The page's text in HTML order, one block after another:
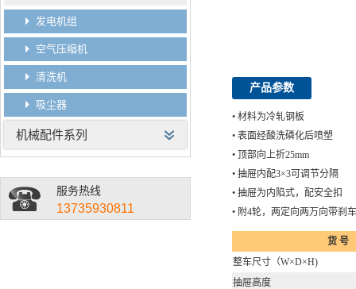
发电机组
空气压缩机
清洗机
吸尘器
机械配件系列
服务热线
13735930811
产品参数
• 材料为冷轧钢板
• 表面经酸洗磷化后喷塑
• 顶部向上折25mm
• 抽屉内配3×3可调节分隔
• 抽屉为内陷式，配安全扣
• 附4轮，两定向两万向带刹车
货 号
整车尺寸（W×D×H)
抽屉高度